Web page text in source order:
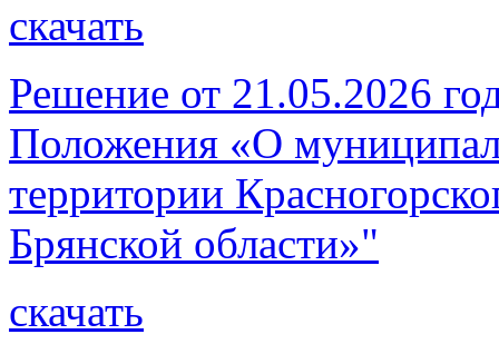
скачать
Решение от 21.05.2026
Положения «О
территории
Брянской области»"
скачать